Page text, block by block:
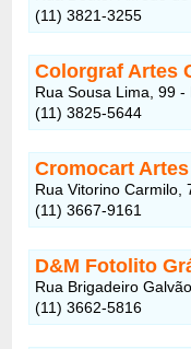
(11) 3821-3255
Colorgraf Artes
Rua Sousa Lima, 99
(11) 3825-5644
Cromocart
Rua Vitorino Carmilo,
(11) 3667-9161
D&M Fotolito
Rua Brigadeiro
(11) 3662-5816